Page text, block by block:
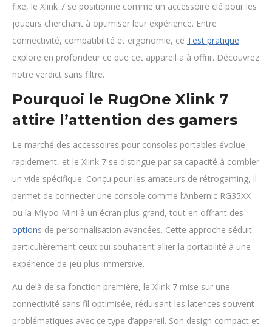
fixe, le Xlink 7 se positionne comme un accessoire clé pour les
joueurs cherchant à optimiser leur expérience. Entre
connectivité, compatibilité et ergonomie, ce Test pratique
explore en profondeur ce que cet appareil a à offrir. Découvrez
notre verdict sans filtre.
Pourquoi le RugOne Xlink 7
attire l’attention des gamers
Le marché des accessoires pour consoles portables évolue
rapidement, et le Xlink 7 se distingue par sa capacité à combler
un vide spécifique. Conçu pour les amateurs de rétrogaming, il
permet de connecter une console comme l’Anbernic RG35XX
ou la Miyoo Mini à un écran plus grand, tout en offrant des
options de personnalisation avancées. Cette approche séduit
particulièrement ceux qui souhaitent allier la portabilité à une
expérience de jeu plus immersive.
Au-delà de sa fonction première, le Xlink 7 mise sur une
connectivité sans fil optimisée, réduisant les latences souvent
problématiques avec ce type d’appareil. Son design compact et